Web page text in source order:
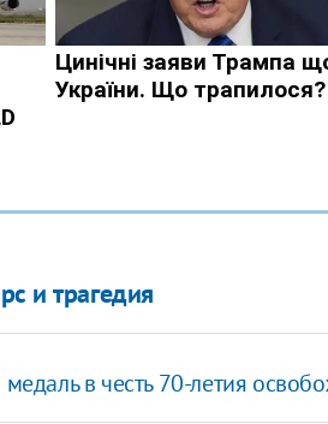
и трагедия
в честь 70-летия